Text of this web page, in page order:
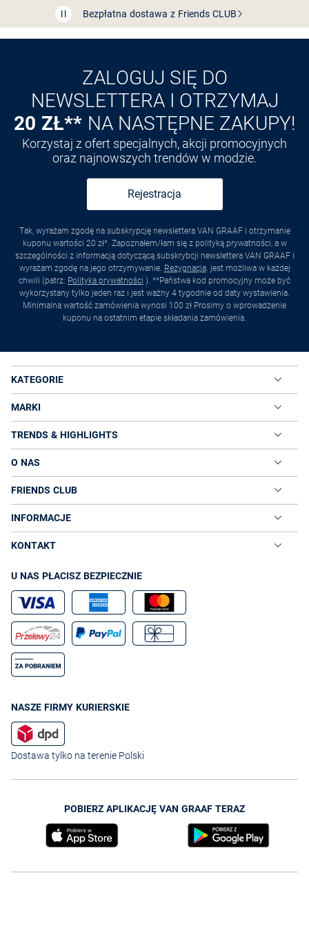
Bezpłatna dostawa z FriendsCLUB
Przedłużenie czasu zwrotu towaru: 60 dni
ZALOGUJ SIĘ DO
NEWSLETTERA I OTRZYMAJ
20 ZŁ** NA NASTĘPNE ZAKUPY!
Korzystaj z ofert specjalnych, akcji promocyjnych
oraz najnowszych trendów w modzie.
Rejestracja
Tak, wyrażam zgodę na subskrypcję newslettera VAN GRAAF i otrzymanie
kuponu wartości 20 zł*. Zapoznałem/łam się z polityką prywatności, a w
szczególności z informacją dotyczącą subskrybcji newslettera VAN GRAAF i
wyrażam zgodę na jego otrzymywanie. Rezygnacja. jest możliwa w każdej
chwili (patrz: Polityka prywatności ). **Państwa kod promocyjny może być
wykorzystany tylko jeden raz i jest ważny 4 tygodnie od daty wystawienia.
Minimalna wartość zamówienia wynosi 100 zł Prosimy o wprowadzenie
kuponu na ostatnim etapie składania zamówienia.
KATEGORIE
MARKI
TRENDS & HIGHLIGHTS
O NAS
FRIENDS CLUB
INFORMACJE
KONTAKT
U NAS PŁACISZ BEZPIECZNIE
NASZE FIRMY KURIERSKIE
Dostawa tylko na terenie Polski
POBIERZ APLIKACJĘ VAN GRAAF TERAZ